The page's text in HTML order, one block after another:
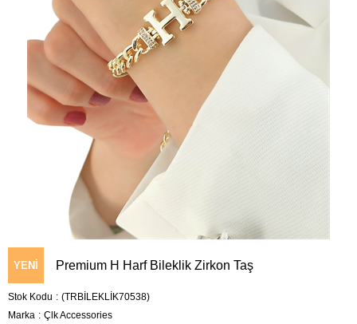
YENI
ÜRÜN
Premium H Harf Bileklik Zirkon Taş
Stok Kodu
(TRBİLEKLİK70538)
Marka : Çlk Accessories